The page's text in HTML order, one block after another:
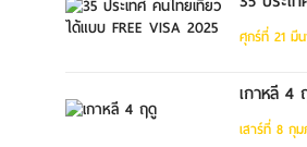
ศุกร์ที่ 21 มี
เกาหลี 4
เสาร์ที่ 8 กุ